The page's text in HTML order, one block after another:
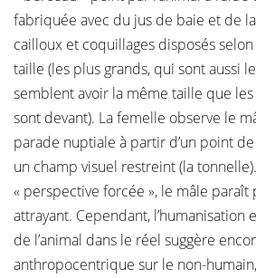
fabriquée avec du jus de baie et de
cailloux et coquillages disposés
taille (les plus grands, qui sont aussi
semblent avoir la même taille que
sont devant). La femelle observe le
parade nuptiale à partir d’un point
un champ visuel restreint (la
« perspective forcée », le mâle paraît
attrayant. Cependant, l’humanisation
de l’animal dans le réel suggère
anthropocentrique sur le non-